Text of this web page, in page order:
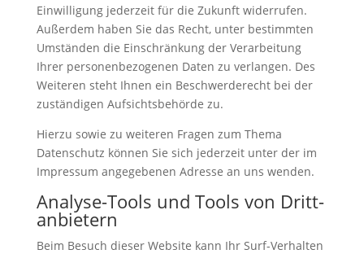
Einwilligung jederzeit für die Zukunft widerrufen.
Außerdem haben Sie das Recht, unter bestimmten
Umständen die Einschränkung der Verarbeitung
Ihrer personenbezogenen Daten zu verlangen. Des
Weiteren steht Ihnen ein Beschwerderecht bei der
zuständigen Aufsichtsbehörde zu.
Hierzu sowie zu weiteren Fragen zum Thema
Datenschutz können Sie sich jederzeit unter der im
Impressum angegebenen Adresse an uns wenden.
Analyse-Tools und Tools von Dritt­
anbietern
Beim Besuch dieser Website kann Ihr Surf-Verhalten